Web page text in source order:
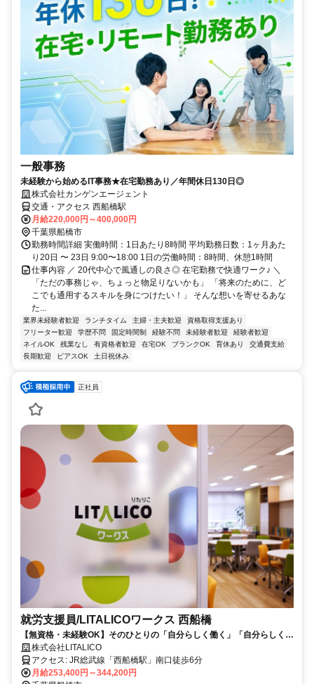
一般事務
未経験から始めるIT事務★在宅勤務あり／年間休日130日◎
株式会社カンゲンエージェント
交通・アクセス 西船橋駅
月給220,000円～400,000円
千葉県船橋市
勤務時間詳細 実働時間：1日あたり8時間 平均勤務日数：1ヶ月あた
り20日 〜 23日 9:00〜18:00 1日の労働時間：8時間、休憩1時間
仕事内容 ／ 20代中心で風通しの良さ◎ 在宅勤務で快適ワーク♪ ＼
「ただの事務じゃ、ちょっと物足りないかも」 「将来のために、ど
こでも通用するスキルを身につけたい！」 そんな想いを寄せるあな
た...
業界未経験者歓迎 ランチタイム 主婦・主夫歓迎
資格取得支援あり
フリーター歓迎
学歴不問 固定時間制 経験不問 未経験者歓迎
経験者歓迎
ネイルOK
残業なし 有資格者歓迎 在宅OK ブランクOK 育休あり
交通費支給
長期歓迎
ピアスOK 土日祝休み
正社員
就労支援員/LITALICOワークス 西船橋
【無資格・未経験OK】そのひとりの「自分らしく働く」「自分らしく生
きる」をサポートする就労支援員
株式会社LITALICO
アクセス: JR総武線「西船橋駅」南口徒歩6分
月給253,400円～344,200円